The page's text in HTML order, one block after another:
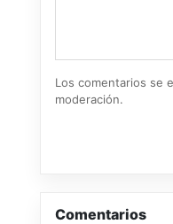
Los comentarios se
moderación.
Comentarios